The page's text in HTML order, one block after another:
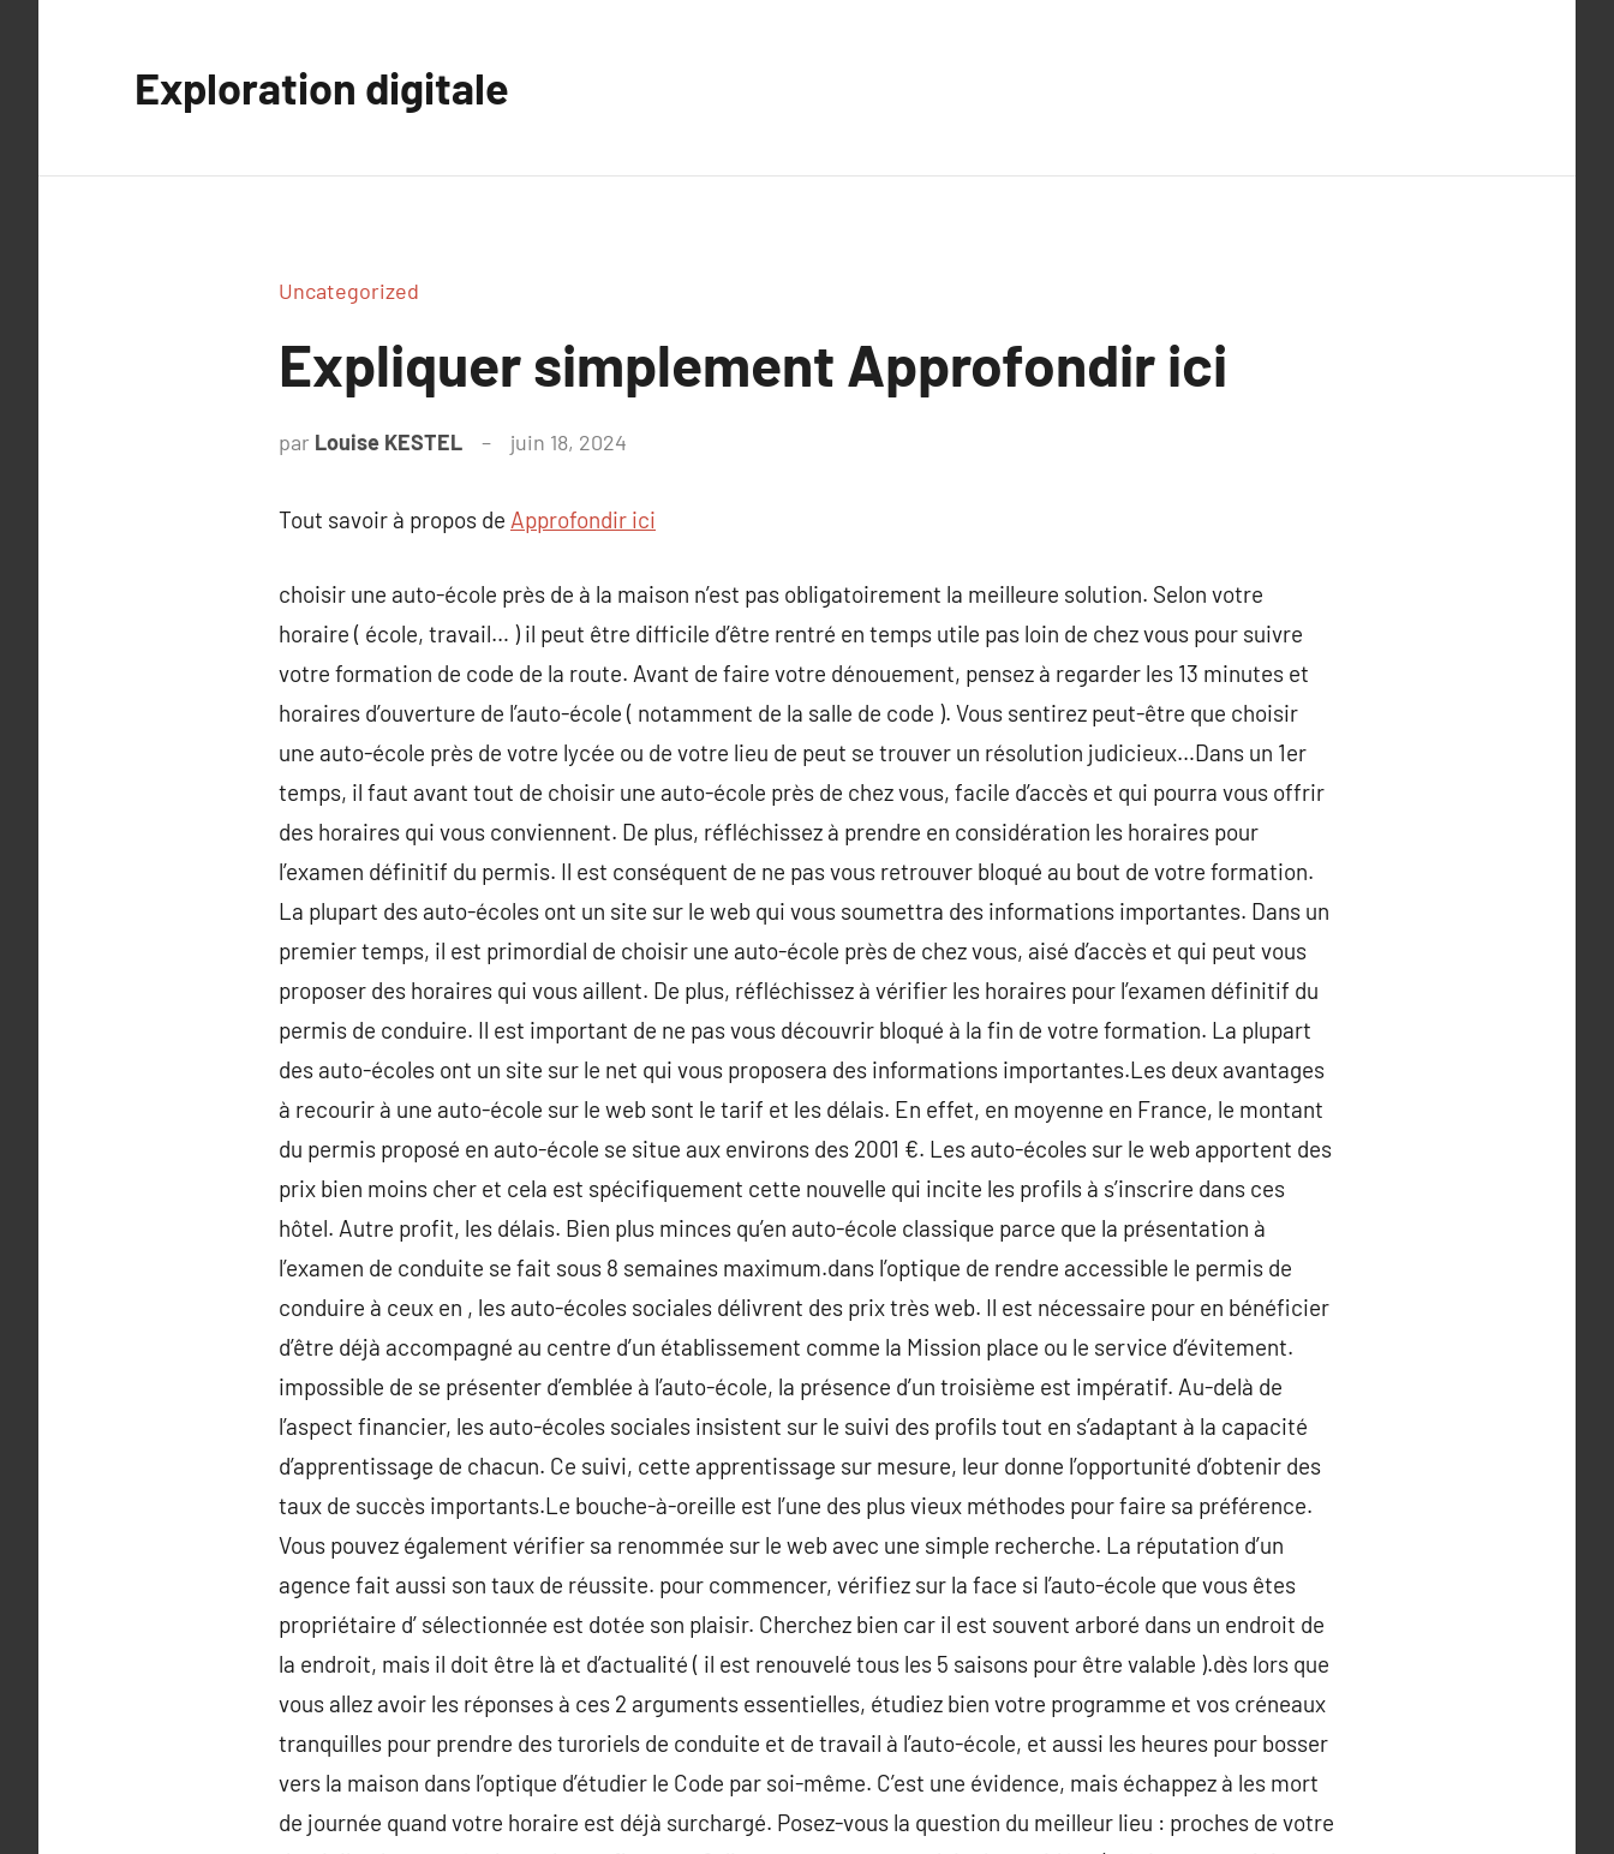
Exploration digitale
Uncategorized
Expliquer simplement Approfondir ici
par Louise KESTEL juin 18, 2024
Tout savoir à propos de Approfondir ici
choisir une auto-école près de à la maison n’est pas obligatoirement la meilleure solution. Selon votre
horaire ( école, travail… ) il peut être difficile d’être rentré en temps utile pas loin de chez vous pour suivre
votre formation de code de la route. Avant de faire votre dénouement, pensez à regarder les 13 minutes et
horaires d’ouverture de l’auto-école ( notamment de la salle de code ). Vous sentirez peut-être que choisir
une auto-école près de votre lycée ou de votre lieu de peut se trouver un résolution judicieux…Dans un 1er
temps, il faut avant tout de choisir une auto-école près de chez vous, facile d’accès et qui pourra vous offrir
des horaires qui vous conviennent. De plus, réfléchissez à prendre en considération les horaires pour
l’examen définitif du permis. Il est conséquent de ne pas vous retrouver bloqué au bout de votre formation.
La plupart des auto-écoles ont un site sur le web qui vous soumettra des informations importantes. Dans un
premier temps, il est primordial de choisir une auto-école près de chez vous, aisé d’accès et qui peut vous
proposer des horaires qui vous aillent. De plus, réfléchissez à vérifier les horaires pour l’examen définitif du
permis de conduire. Il est important de ne pas vous découvrir bloqué à la fin de votre formation. La plupart
des auto-écoles ont un site sur le net qui vous proposera des informations importantes.Les deux avantages
à recourir à une auto-école sur le web sont le tarif et les délais. En effet, en moyenne en France, le montant
du permis proposé en auto-école se situe aux environs des 2001 €. Les auto-écoles sur le web apportent des
prix bien moins cher et cela est spécifiquement cette nouvelle qui incite les profils à s’inscrire dans ces
hôtel. Autre profit, les délais. Bien plus minces qu’en auto-école classique parce que la présentation à
l’examen de conduite se fait sous 8 semaines maximum.dans l’optique de rendre accessible le permis de
conduire à ceux en , les auto-écoles sociales délivrent des prix très web. Il est nécessaire pour en bénéficier
d’être déjà accompagné au centre d’un établissement comme la Mission place ou le service d’évitement.
impossible de se présenter d’emblée à l’auto-école, la présence d’un troisième est impératif. Au-delà de
l’aspect financier, les auto-écoles sociales insistent sur le suivi des profils tout en s’adaptant à la capacité
d’apprentissage de chacun. Ce suivi, cette apprentissage sur mesure, leur donne l’opportunité d’obtenir des
taux de succès importants.Le bouche-à-oreille est l’une des plus vieux méthodes pour faire sa préférence.
Vous pouvez également vérifier sa renommée sur le web avec une simple recherche. La réputation d’un
agence fait aussi son taux de réussite. pour commencer, vérifiez sur la face si l’auto-école que vous êtes
propriétaire d’ sélectionnée est dotée son plaisir. Cherchez bien car il est souvent arboré dans un endroit de
la endroit, mais il doit être là et d’actualité ( il est renouvelé tous les 5 saisons pour être valable ).dès lors que
vous allez avoir les réponses à ces 2 arguments essentielles, étudiez bien votre programme et vos créneaux
tranquilles pour prendre des turoriels de conduite et de travail à l’auto-école, et aussi les heures pour bosser
vers la maison dans l’optique d’étudier le Code par soi-même. C’est une évidence, mais échappez à les mort
de journée quand votre horaire est déjà surchargé. Posez-vous la question du meilleur lieu : proches de votre